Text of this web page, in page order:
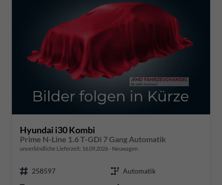
Hyundai i30 Kombi
Prime N-Line 1.6 T-GDi 7 Gang Automatik
unverbindliche Lieferzeit: 16.09.2026 Neuwagen
258597
Automatik